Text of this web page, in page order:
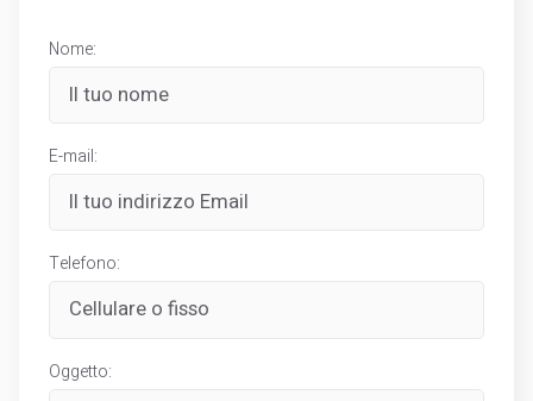
Nome:
E-mail:
Telefono:
Oggetto: